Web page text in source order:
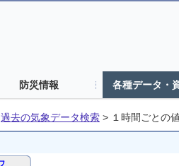
防災情報 各種データ・
過去の気象データ検索 > １時間ごとの